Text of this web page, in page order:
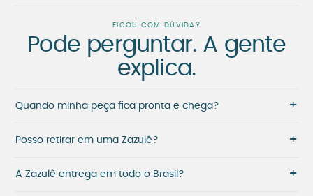
FICOU COM DÚVIDA?
Pode perguntar. A gente
explica.
Quando minha peça fica pronta e chega? +
Posso retirar em uma Zazulê? +
A Zazulê entrega em todo o Brasil? +